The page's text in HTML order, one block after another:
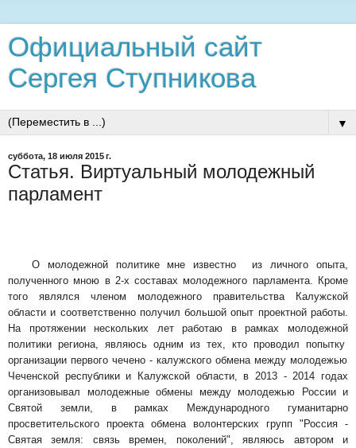
Официальный сайт
Сергея Ступникова
▼
суббота, 18 июля 2015 г.
Статья. Виртуальный молодежный
парламент
О молодежной политике мне известно из личного опыта,
полученного мною в 2-х составах молодежного парламента. Кроме
того являлся членом молодежного правительства Калужской
области и соответственно получил большой опыт проектной работы.
На протяжении нескольких лет работаю в рамках молодежной
политики региона, являюсь одним из тех, кто проводил попытку
организации первого чечено - калужского обмена между молодежью
Чеченской республики и Калужской области, в 2013 - 2014 годах
организовывал молодежные обмены между молодежью России и
Святой земли, в рамках Международного гуманитарно
просветительского проекта обмена волонтерских групп "Россия -
Святая земля: связь времен, поколений", являюсь автором и